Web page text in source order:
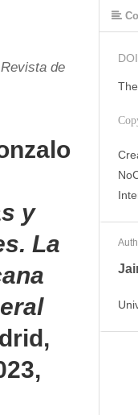
de
y
La
DOI